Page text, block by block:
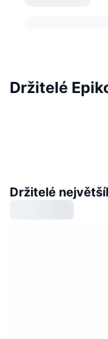
Držitelé
Držitelé